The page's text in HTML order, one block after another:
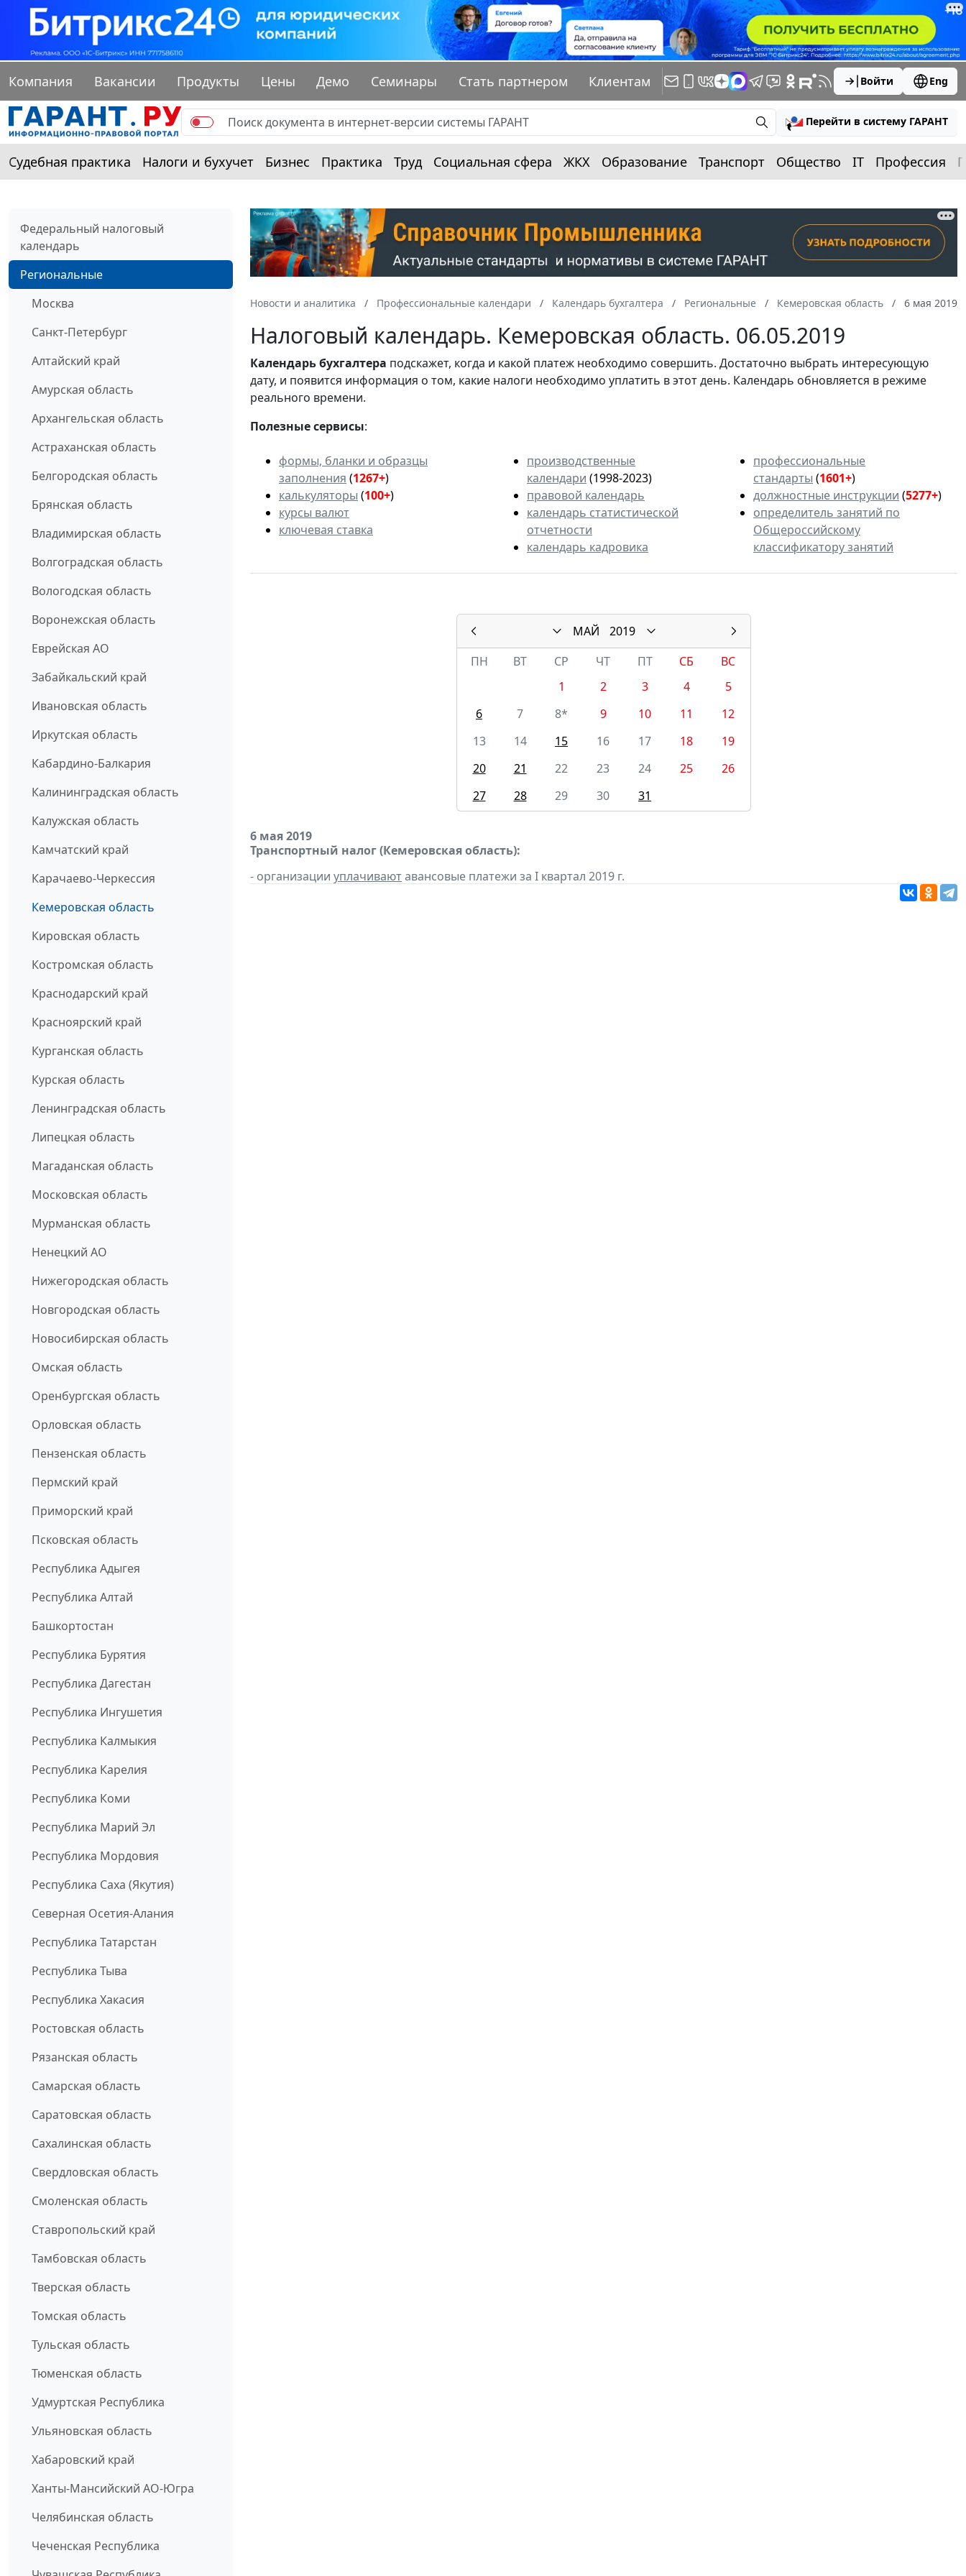
Компания Вакансии Продукты Цены Демо Семинары Стать партнером Клиентам Войти Eng
Перейти в систему ГАРАНТ
Судебная практика Налоги и бухучет Бизнес Практика Труд Социальная сфера ЖКХ Образование Транспорт Общество IT Профессия
Федеральный налоговый
календарь
Региональные
Москва
Санкт-Петербург
Алтайский край
Амурская область
Архангельская область
Астраханская область
Белгородская область
Брянская область
Владимирская область
Волгоградская область
Вологодская область
Воронежская область
Еврейская АО
Забайкальский край
Ивановская область
Иркутская область
Кабардино-Балкария
Калининградская область
Калужская область
Камчатский край
Карачаево-Черкессия
Кемеровская область
Кировская область
Костромская область
Краснодарский край
Красноярский край
Курганская область
Курская область
Ленинградская область
Липецкая область
Магаданская область
Московская область
Мурманская область
Ненецкий АО
Нижегородская область
Новгородская область
Новосибирская область
Омская область
Оренбургская область
Орловская область
Пензенская область
Пермский край
Приморский край
Псковская область
Республика Адыгея
Республика Алтай
Башкортостан
Республика Бурятия
Республика Дагестан
Республика Ингушетия
Республика Калмыкия
Республика Карелия
Республика Коми
Республика Марий Эл
Республика Мордовия
Республика Саха (Якутия)
Северная Осетия-Алания
Республика Татарстан
Республика Тыва
Республика Хакасия
Ростовская область
Рязанская область
Самарская область
Саратовская область
Сахалинская область
Свердловская область
Смоленская область
Ставропольский край
Тамбовская область
Тверская область
Томская область
Тульская область
Тюменская область
Удмуртская Республика
Ульяновская область
Хабаровский край
Ханты-Мансийский АО-Югра
Челябинская область
Чеченская Республика
Новости и аналитика Профессиональные календари Календарь бухгалтера Региональные Кемеровская область 6 мая 2019
Налоговый календарь. Кемеровская область. 06.05.2019
Календарьбухгалтера подскажет, когда и какой платеж необходимо совершить. Достаточно выбрать интересующую
дату, и появится информация о том, какие налоги необходимо уплатить в этот день. Календарь обновляется в режиме
реального времени.
Полезные сервисы:
формы, бланки и образцы
заполнения (1267+)
калькуляторы (100+)
курсы валют
ключевая ставка
производственные
календари (1998-2023)
правовой календарь
календарь статистической
отчетности
календарь кадровика
профессиональные
стандарты (1601+)
должностные инструкции (5277+)
определитель занятий по
Общероссийскому
классификатору занятий
МАЙ
2019
ПН
ВТ СР ЧТ ПТ СБ
ВС
1
2 3 4
5
6
7 8* 9 10 11
12
13
14 15 16 17 18
19
20
21 22 23 24 25
26
27
28 29 30 31
6 мая 2019
Транспортный налог (Кемеровская область):
- организации уплачиваютавансовые платежи за I квартал 2019 г.